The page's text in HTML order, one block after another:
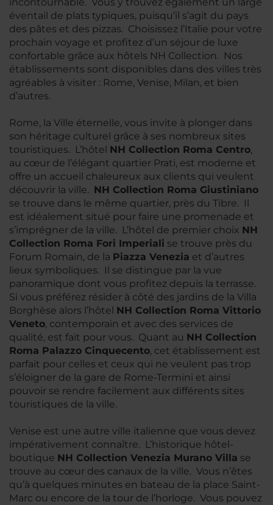
éventail de plats typiques, puisqu’il s’agit du pays
des pâtes et des pizzas. Choisissez l’Italie pour votre
prochain voyage et profitez d’un séjour de luxe
confortable grâce aux hôtels NH Collection. Nos
établissements sont disponibles dans des villes très
agréables à visiter : Rome, Venise, Milan, et bien
d’autres.
Rome, la Ville éternelle, vous invite à plonger dans
son héritage culturel grâce à ses nombreux sites
touristiques. L’hôtel NH Collection Roma Centro,
au cœur de l’élégant quartier Prati, est moderne et
offre un accueil chaleureux aux clients qui veulent
découvrir la ville. NH Collection Roma Giustiniano
se trouve dans le même quartier, près du Tibre. Il
est idéalement situé pour faire une promenade et
s’imprégner de la ville. L’hôtel de premier choix NH
Collection Roma Fori Imperiali se trouve près du
Forum Romain, de la Piazza Venezia et d’autres
lieux symboliques. Il se distingue par la vue
panoramique dont vous profitez depuis la terrasse.
Si vous préférez résider à côté des jardins de la Villa
Borghèse alors l’hôtel NH Collection Roma Vittorio
Veneto, contemporain et avec des services de
qualité, est fait pour vous. Quant au NH Collection
Roma Palazzo Cinquecento, cet établissement est
parfait pour celles et ceux qui ne veulent pas trop
s’éloigner de la gare de Rome-Termini et ainsi
pouvoir se rendre facilement aux différents sites
touristiques de la ville.
Venise est une autre ville italienne que vous devez
impérativement connaître. L’historique hôtel-
boutique NH Collection Venezia Murano Villa se
trouve au cœur des canaux de la ville. Vous n’êtes
qu’à quelques minutes en bateau de la place Saint-
Marc ou encore de la tour de l’horloge. Vous pouvez